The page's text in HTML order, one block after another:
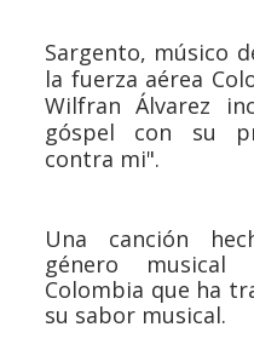
Sargento, músico
la fuerza aérea
Wilfran Álvarez
góspel con su
contra mi".
Una canción
género musical
Colombia que ha
su sabor musical.